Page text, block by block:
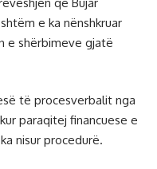
e ka nënshkruar
e shërbimeve gjatë
të procesverbalit nga
paraqitej financuese e
nisur procedurë.